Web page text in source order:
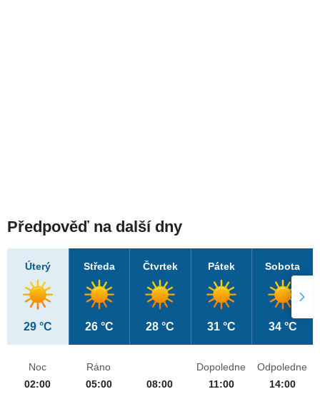
Předpověď na další dny
Úterý
29 °C
Středa
26 °C
Čtvrtek
28 °C
Pátek
31 °C
Sobota
34 °C
Noc
02:00
Ráno
05:00
08:00
Dopoledne
11:00
Odpoledne
14:00